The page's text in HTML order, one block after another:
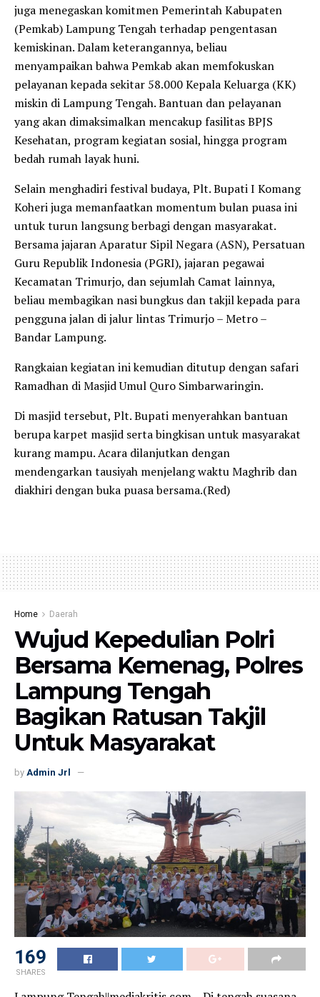
juga menegaskan komitmen Pemerintah Kabupaten
(Pemkab) Lampung Tengah terhadap pengentasan
kemiskinan. Dalam keterangannya, beliau
menyampaikan bahwa Pemkab akan memfokuskan
pelayanan kepada sekitar 58.000 Kepala Keluarga (KK)
miskin di Lampung Tengah. Bantuan dan pelayanan
yang akan dimaksimalkan mencakup fasilitas BPJS
Kesehatan, program kegiatan sosial, hingga program
bedah rumah layak huni.
Selain menghadiri festival budaya, Plt. Bupati I Komang
Koheri juga memanfaatkan momentum bulan puasa ini
untuk turun langsung berbagi dengan masyarakat.
Bersama jajaran Aparatur Sipil Negara (ASN), Persatuan
Guru Republik Indonesia (PGRI), jajaran pegawai
Kecamatan Trimurjo, dan sejumlah Camat lainnya,
beliau membagikan nasi bungkus dan takjil kepada para
pengguna jalan di jalur lintas Trimurjo – Metro –
Bandar Lampung.
Rangkaian kegiatan ini kemudian ditutup dengan safari
Ramadhan di Masjid Umul Quro Simbarwaringin.
Di masjid tersebut, Plt. Bupati menyerahkan bantuan
berupa karpet masjid serta bingkisan untuk masyarakat
kurang mampu. Acara dilanjutkan dengan
mendengarkan tausiyah menjelang waktu Maghrib dan
diakhiri dengan buka puasa bersama.(Red)
Home Daerah
Wujud Kepedulian Polri
Bersama Kemenag, Polres
Lampung Tengah
Bagikan Ratusan Takjil
Untuk Masyarakat
by Admin Jrl
153
SHARES